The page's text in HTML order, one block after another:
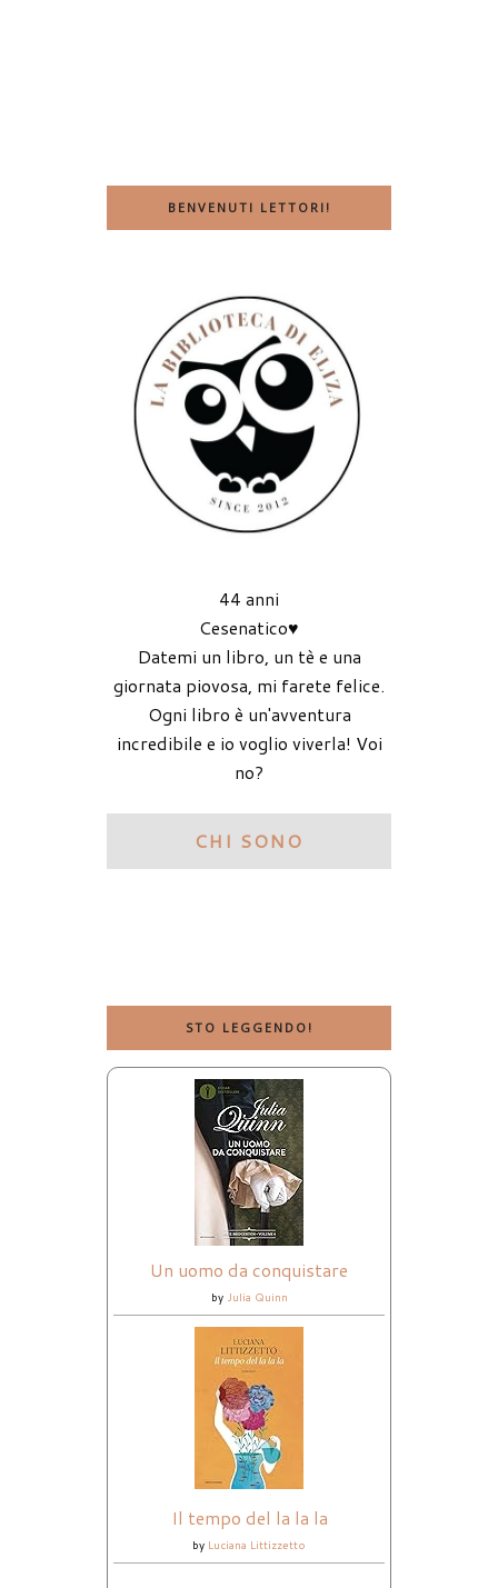
BENVENUTI LETTORI!
44 anni
Cesenatico♥
Datemi un libro, un tè e una
giornata piovosa, mi farete felice.
Ogni libro è un'avventura
incredibile e io voglio viverla! Voi
no?
CHI SONO
STO LEGGENDO!
Un uomo da conquistare
by Julia Quinn
Il tempo del la la la
by Luciana Littizzetto